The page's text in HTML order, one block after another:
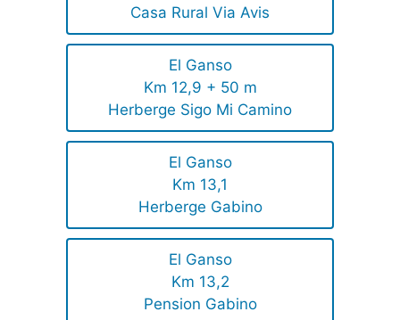
Casa Rural Via Avis
El Ganso
Km 12,9 + 50 m
Herberge Sigo Mi Camino
El Ganso
Km 13,1
Herberge Gabino
El Ganso
Km 13,2
Pension Gabino